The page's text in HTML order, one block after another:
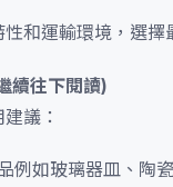
和運輸環境，選
續往下閱讀)
議：
例如玻璃器皿、陶